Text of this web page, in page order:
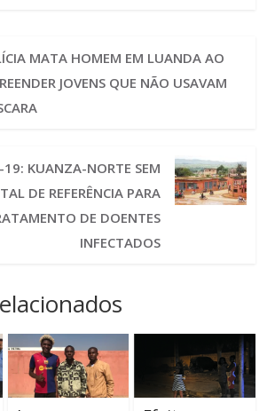
MATA HOMEM EM LUANDA AO
JOVENS QUE NÃO USAVAM
19: KUANZA-NORTE SEM
DE REFERÊNCIA PARA
DE DOENTES
INFECTADOS